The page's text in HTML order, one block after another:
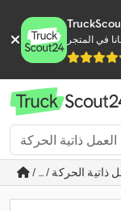
في المتجر